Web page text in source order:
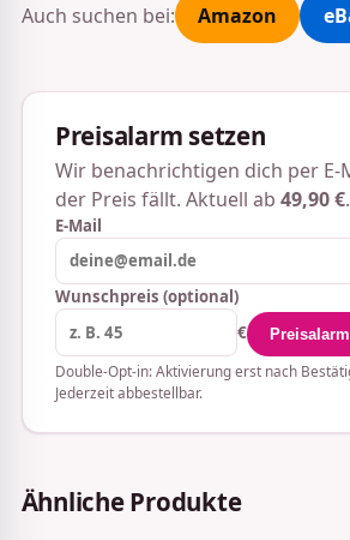
Auch suchen bei: Amazon
Preisalarm setzen
Wir benachrichtigen dich per E-
der Preis fällt. Aktuell ab 49,90 €.
E-Mail
Wunschpreis (optional)
€
Double-Opt-in: Aktivierung erst nach
Jederzeit abbestellbar.
Ähnliche Produkte